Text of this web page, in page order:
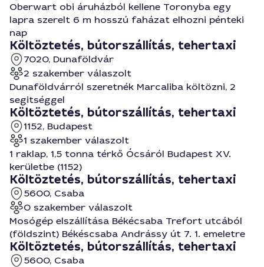
Oberwart obi áruházból kellene Toronyba egy
lapra szerelt 6 m hosszú faházat elhozni pénteki
nap
Költöztetés, bútorszállítás, tehertaxi
7020, Dunaföldvár
2 szakember válaszolt
Dunaföldvárról szeretnék Marcaliba költözni, 2
segitséggel
Költöztetés, bútorszállítás, tehertaxi
1152, Budapest
1 szakember válaszolt
1 raklap, 1,5 tonna térkő Ócsáról Budapest XV.
kerületbe (1152)
Költöztetés, bútorszállítás, tehertaxi
5600, Csaba
0 szakember válaszolt
Mosógép elszállítása Békécsaba Trefort utcából
(földszint) Békéscsaba Andrássy út 7. 1. emeletre
Költöztetés, bútorszállítás, tehertaxi
5600, Csaba